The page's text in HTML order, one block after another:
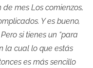
mes Los comienzos,
Y es bueno,
si tienes un “para
la cual lo que estás
es más sencillo